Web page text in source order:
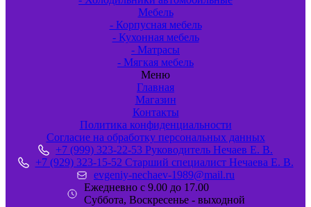
Мебель
- Корпусная мебель
- Кухонная мебель
- Матрасы
- Мягкая мебель
Меню
Главная
Магазин
Контакты
Политика конфиденциальности
Согласие на обработку персональных данных
+7 (999) 323-22-53 Руководитель Нечаев Е. В.
+7 (929) 323-15-52 Старший специалист Нечаева Е. В.
evgeniy-nechaev-1989@mail.ru
Ежедневно с 9.00 до 17.00
Суббота, Воскресенье - выходной